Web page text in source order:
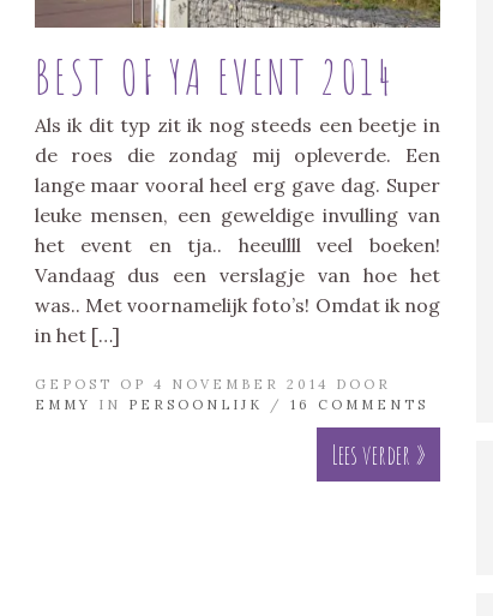
BEST OF YA EVENT 2014
Als ik dit typ zit ik nog steeds een beetje in
de roes die zondag mij opleverde. Een
lange maar vooral heel erg gave dag. Super
leuke mensen, een geweldige invulling van
het event en tja.. heeullll veel boeken!
Vandaag dus een verslagje van hoe het
was.. Met voornamelijk foto’s! Omdat ik nog
in het […]
GEPOST OP 4 NOVEMBER 2014 DOOR
EMMY
IN PERSOONLIJK / 16 COMMENTS
Lees verder »